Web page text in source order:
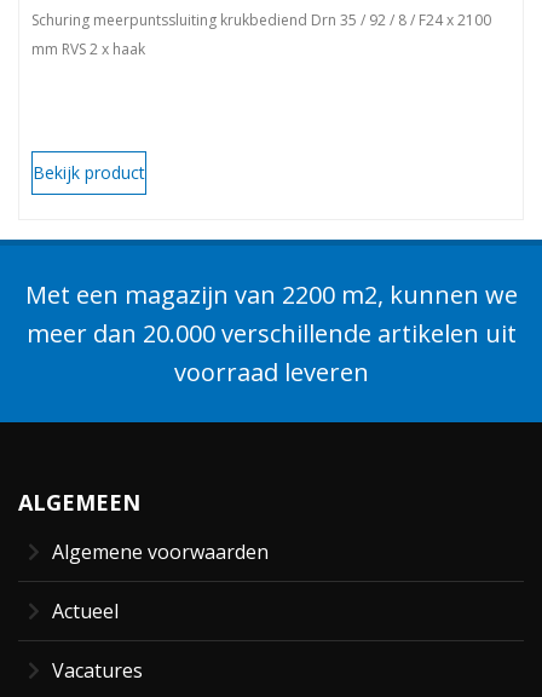
Schuring meerpuntssluiting krukbediend Drn 35 / 92 / 8 / F24 x 2100
mm RVS 2 x haak
Bekijk product
Met een magazijn van 2200 m2, kunnen we
meer dan 20.000 verschillende artikelen uit
voorraad leveren
ALGEMEEN
Algemene voorwaarden
Actueel
Vacatures